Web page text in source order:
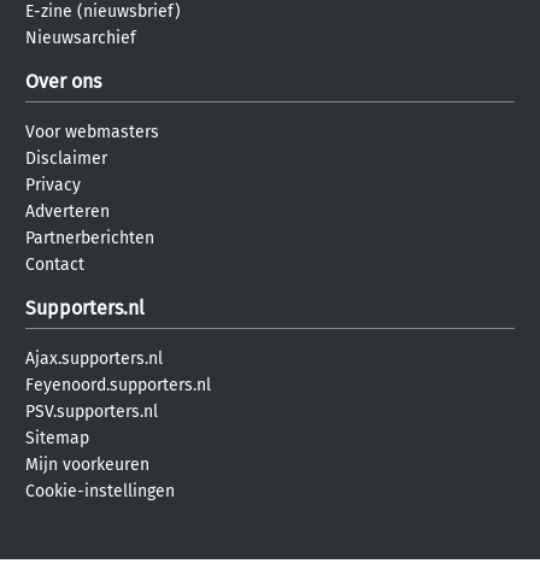
E-zine (nieuwsbrief)
Nieuwsarchief
Over ons
Voor webmasters
Disclaimer
Privacy
Adverteren
Partnerberichten
Contact
Supporters.nl
Ajax.supporters.nl
Feyenoord.supporters.nl
PSV.supporters.nl
Sitemap
Mijn voorkeuren
Cookie-instellingen